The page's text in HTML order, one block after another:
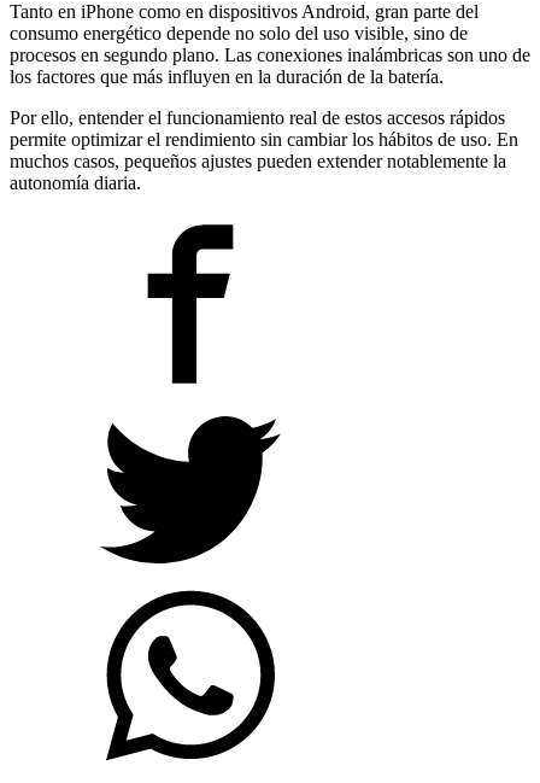
Tanto en iPhone como en dispositivos Android, gran parte del
consumo energético depende no solo del uso visible, sino de
procesos en segundo plano. Las conexiones inalámbricas son uno de
los factores que más influyen en la duración de la batería.
Por ello, entender el funcionamiento real de estos accesos rápidos
permite optimizar el rendimiento sin cambiar los hábitos de uso. En
muchos casos, pequeños ajustes pueden extender notablemente la
autonomía diaria.